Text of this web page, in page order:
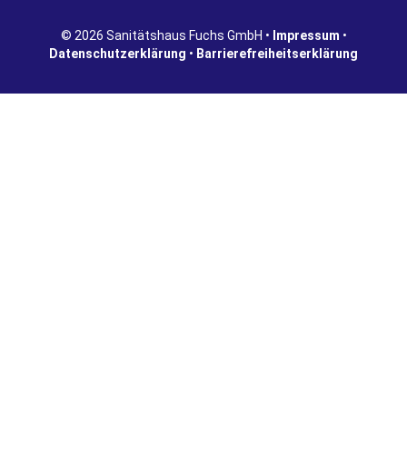
© 2026 Sanitätshaus Fuchs GmbH • Impressum •
Datenschutzerklärung • Barrierefreiheitserklärung